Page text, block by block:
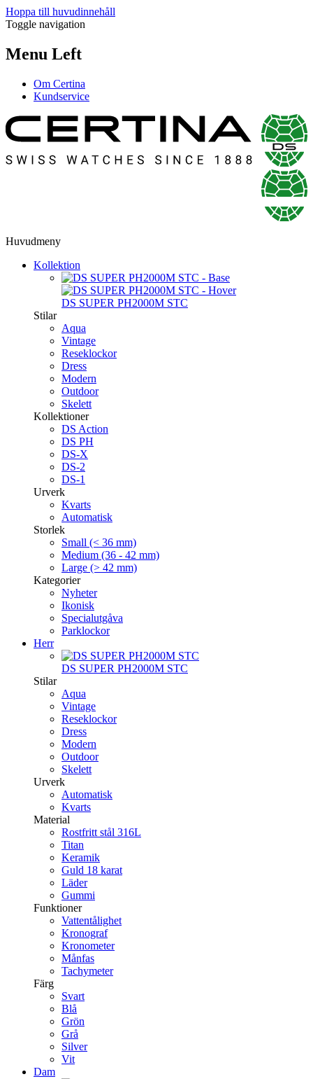
Hoppa till huvudinnehåll
Toggle navigation
Menu Left
Om Certina
Kundservice
Huvudmeny
Kollektion
DS SUPER PH2000M STC
Stilar
Aqua
Vintage
Reseklockor
Dress
Modern
Outdoor
Skelett
Kollektioner
DS Action
DS PH
DS-X
DS-2
DS-1
Urverk
Kvarts
Automatisk
Storlek
Small (< 36 mm)
Medium (36 - 42 mm)
Large (> 42 mm)
Kategorier
Nyheter
Ikonisk
Specialutgåva
Parklockor
Herr
DS SUPER PH2000M STC
Stilar
Aqua
Vintage
Reseklockor
Dress
Modern
Outdoor
Skelett
Urverk
Automatisk
Kvarts
Material
Rostfritt stål 316L
Titan
Keramik
Guld 18 karat
Läder
Gummi
Funktioner
Vattentålighet
Kronograf
Kronometer
Månfas
Tachymeter
Färg
Svart
Blå
Grön
Grå
Silver
Vit
Dam